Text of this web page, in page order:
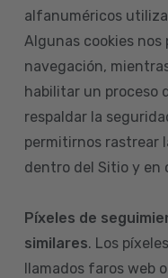
alfanuméricos
Algunas cookies
navegación,
habilitar un proceso
respaldar la
permitirnos rastrear
dentro del Sitio y en
Píxeles de
similares. Los
llamados faros web